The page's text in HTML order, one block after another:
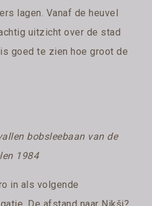
lagen. Vanaf de heuvel
uitzicht over de stad
goed te zien hoe groot de
bobsleebaan van de
1984
in als volgende